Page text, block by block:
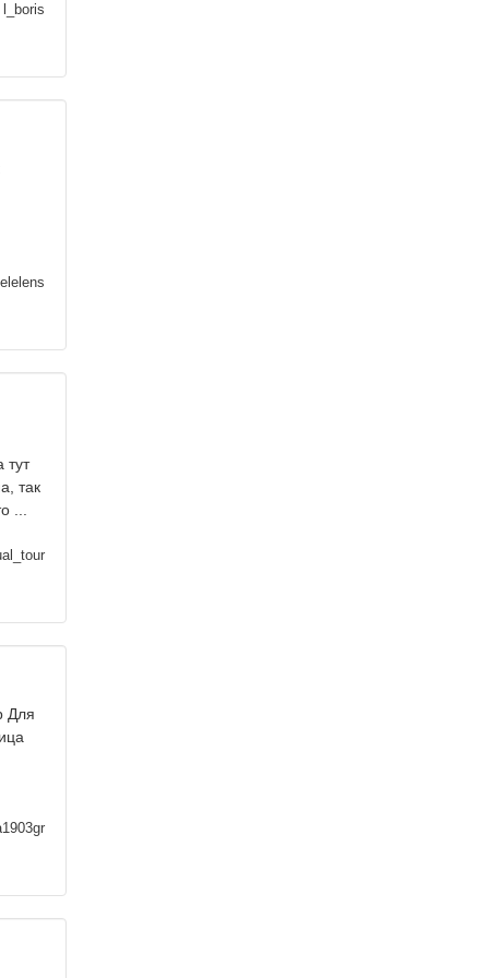
l_boris
тут
так
...
Для